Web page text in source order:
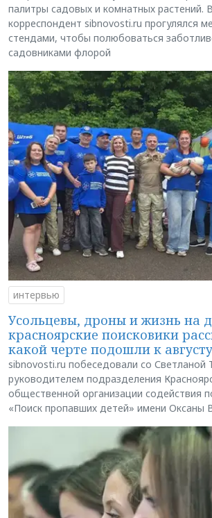
палитры садовых и комнатных растений.
корреспондент sibnovosti.ru прогулялся
стендами, чтобы полюбоваться
садовниками флорой
интервью
Усольцевы, дроны и жизнь на
красноярские поисковики
какой черте подошли к
sibnovosti.ru побеседовали со
руководителем подразделения
общественной организации содействия
«Поиск пропавших детей» имени Оксаны